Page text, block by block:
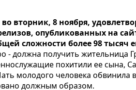
вторник, 8 ноября,
опубликованных на
сложности более 98 тысяч
- должна получить жительница
похитили ее сына,
молодого человека обвинила
должным образом.